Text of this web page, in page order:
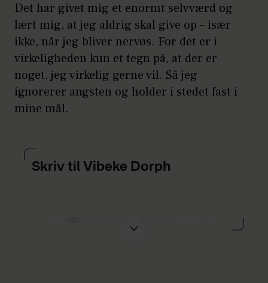
Det har givet mig et enormt selvværd og
lært mig, at jeg aldrig skal give op – især
ikke, når jeg bliver nervøs. For det er i
virkeligheden kun et tegn på, at der er
noget, jeg virkelig gerne vil. Så jeg
ignorerer angsten og holder i stedet fast i
mine mål.
Skriv til Vibeke Dorph